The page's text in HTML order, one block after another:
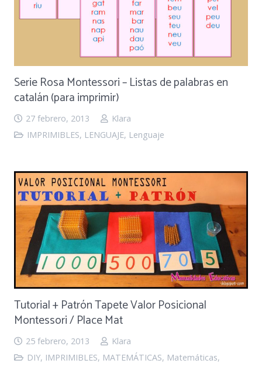
Serie Rosa Montessori – Listas de palabras en
catalán (para imprimir)
27 febrero, 2013
Klara
IMPRIMIBLES, LENGUAJE, Lenguaje
Tutorial + Patrón Tapete Valor Posicional
Montessori / Place Mat
25 febrero, 2013
Klara
DIY, IMPRIMIBLES, MATEMÁTICAS, Matemáticas,